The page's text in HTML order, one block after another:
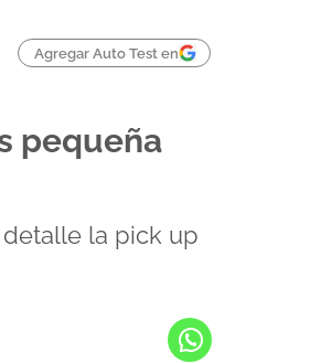
Agregar Auto Test en
pequeña
la pick up